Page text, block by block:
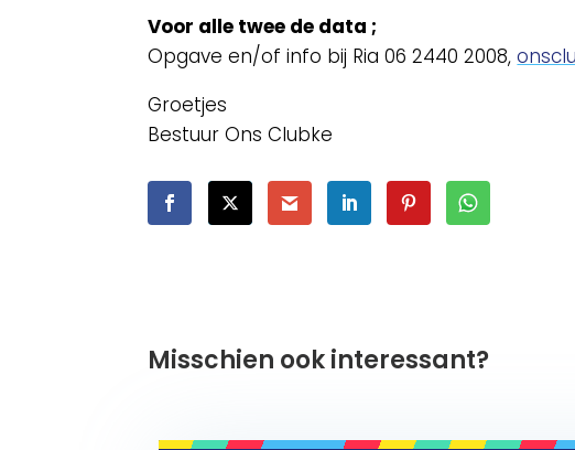
Voor alle twee de data ;
Opgave en/of info bij Ria 06 2440 2008,
Groetjes
Bestuur Ons Clubke
Misschien ook interessant?